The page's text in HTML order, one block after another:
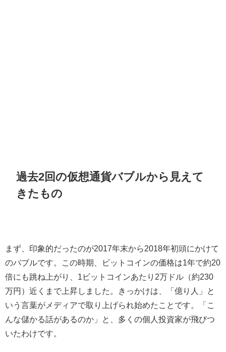
過去2回の仮想通貨バブルから見えて
きたもの
まず、印象的だったのが2017年末から2018年初頭にかけて
のバブルです。この時期、ビットコインの価格は1年で約20
倍にも跳ね上がり、1ビットコインあたり2万ドル（約230
万円）近くまで上昇しました。きっかけは、「億り人」と
いう言葉がメディアで取り上げられ始めたことです。「こ
んな儲かる話があるのか」と、多くの個人投資家が飛びつ
いたわけです。